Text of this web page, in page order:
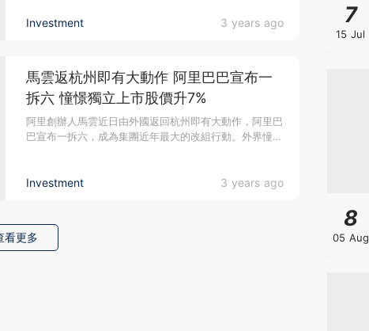
Investment 3 years ago
Investment 3 years ago
馬雲返杭州即有大動作 阿里巴巴宣布一
拆六 憧憬獨立上市股價升7%
阿里創辦人馬雲近日由外國返回杭州即有大動作，阿里巴
巴宣布一拆六，成為集團近年最大的改組行動。外界憧
看更多
7
15 Jul
8
05 Aug